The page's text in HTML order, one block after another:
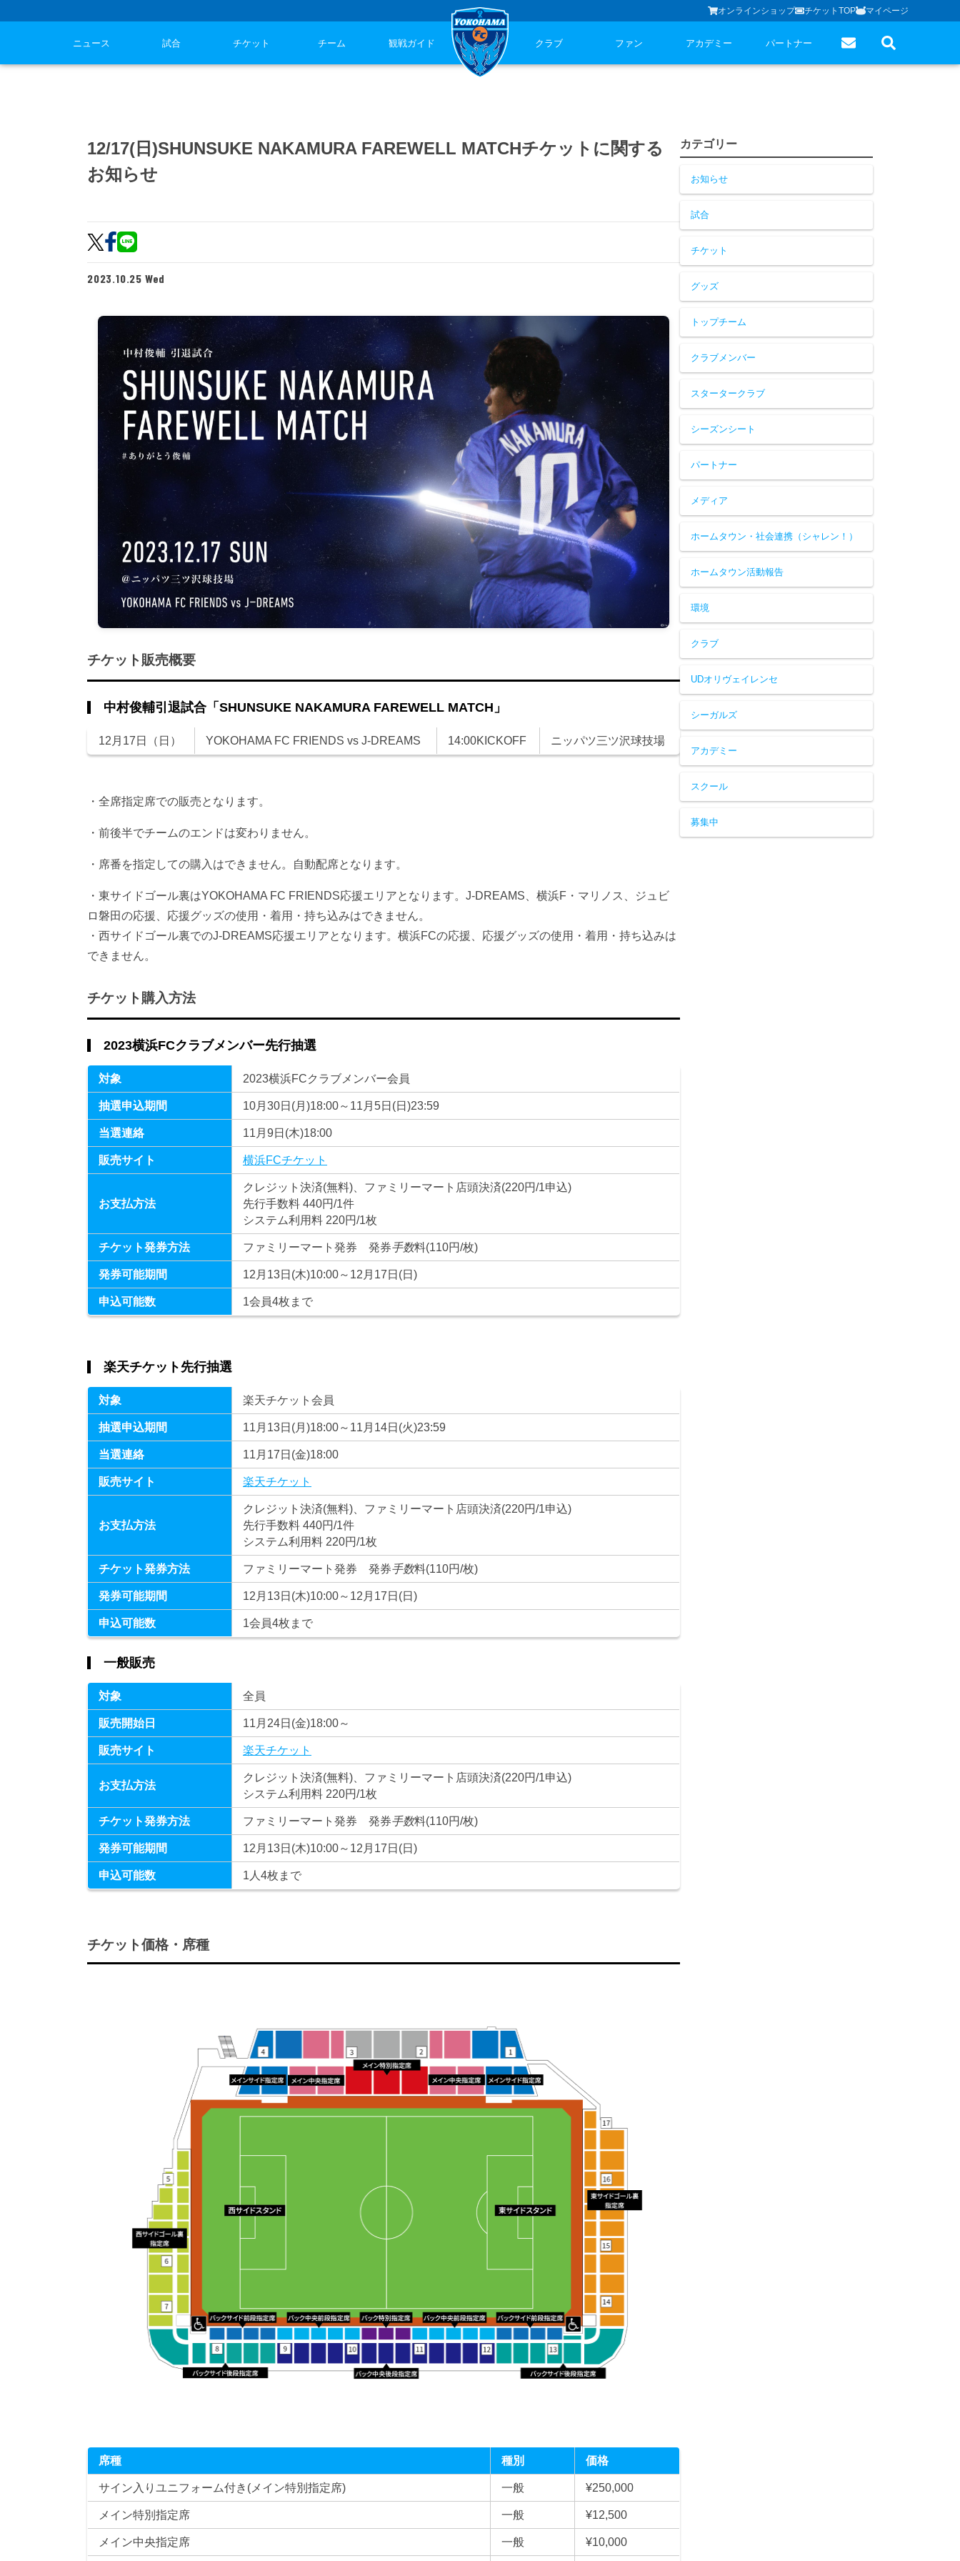
オンラインショップ チケットTOP マイページ
ニュース 試合 チケット チーム 観戦ガイド クラブ ファン アカデミー パートナー
12/17(日)SHUNSUKE NAKAMURA FAREWELL MATCHチケットに関する
お知らせ
2023.10.25 Wed
チケット販売概要
中村俊輔引退試合「SHUNSUKE NAKAMURA FAREWELL MATCH」
12月17日（日） YOKOHAMA FC FRIENDS vs J-DREAMS 14:00KICKOFF ニッパツ三ツ沢球技場
・全席指定席での販売となります。
・前後半でチームのエンドは変わりません。
・席番を指定しての購入はできません。自動配席となります。
・東サイドゴール裏はYOKOHAMA FC FRIENDS応援エリアとなります。J-DREAMS、横浜F・マリノス、ジュビ
ロ磐田の応援、応援グッズの使用・着用・持ち込みはできません。
・西サイドゴール裏でのJ-DREAMS応援エリアとなります。横浜FCの応援、応援グッズの使用・着用・持ち込みは
できません。
チケット購入方法
2023横浜FCクラブメンバー先行抽選
対象 2023横浜FCクラブメンバー会員
抽選申込期間 10月30日(月)18:00～11月5日(日)23:59
当選連絡 11月9日(木)18:00
販売サイト 横浜FCチケット
お支払方法
クレジット決済(無料)、ファミリーマート店頭決済(220円/1申込)
先行手数料 440円/1件
システム利用料 220円/1枚
チケット発券方法 ファミリーマート発券 発券手数料(110円/枚)
発券可能期間 12月13日(木)10:00～12月17日(日)
申込可能数 1会員4枚まで
楽天チケット先行抽選
対象 楽天チケット会員
抽選申込期間 11月13日(月)18:00～11月14日(火)23:59
当選連絡 11月17日(金)18:00
販売サイト 楽天チケット
お支払方法
クレジット決済(無料)、ファミリーマート店頭決済(220円/1申込)
先行手数料 440円/1件
システム利用料 220円/1枚
チケット発券方法 ファミリーマート発券 発券手数料(110円/枚)
発券可能期間 12月13日(木)10:00～12月17日(日)
申込可能数 1会員4枚まで
一般販売
対象 全員
販売開始日 11月24日(金)18:00～
販売サイト 楽天チケット
お支払方法
クレジット決済(無料)、ファミリーマート店頭決済(220円/1申込)
システム利用料 220円/1枚
チケット発券方法 ファミリーマート発券 発券手数料(110円/枚)
発券可能期間 12月13日(木)10:00～12月17日(日)
申込可能数 1人4枚まで
チケット価格・席種
席種 種別 価格
サイン入りユニフォーム付き(メイン特別指定席) 一般 ¥250,000
メイン特別指定席 一般 ¥12,500
メイン中央指定席 一般 ¥10,000
カテゴリー
お知らせ
試合
チケット
グッズ
トップチーム
クラブメンバー
スタータークラブ
シーズンシート
パートナー
メディア
ホームタウン・社会連携（シャレン！）
ホームタウン活動報告
環境
クラブ
UDオリヴェイレンセ
シーガルズ
アカデミー
スクール
募集中